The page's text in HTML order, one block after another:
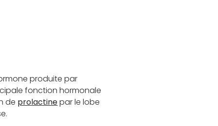
produite par
fonction hormonale
de prolactinepar le lobe